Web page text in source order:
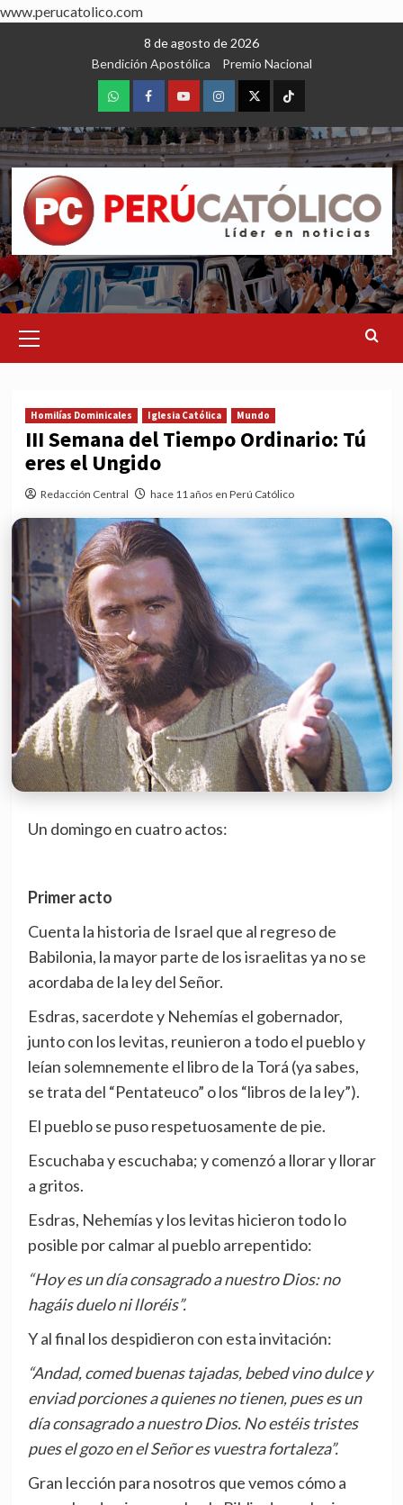
www.perucatolico.com
8 de agosto de 2026
Bendición Apostólica
Premio Nacional
WhatsAppFacebookYoutubeInstagram
X TikTok
Menu
Homilías Dominicales Iglesia Católica Mundo
III Semana del Tiempo Ordinario: Tú
eres el Ungido
Redacción Central hace 11 años en Perú Católico
Un domingo en cuatro actos:
Primer acto
Cuenta la historia de Israel que al regreso de
Babilonia, la mayor parte de los israelitas ya no se
acordaba de la ley del Señor.
Esdras, sacerdote y Nehemías el gobernador,
junto con los levitas, reunieron a todo el pueblo y
leían solemnemente el libro de la Torá (ya sabes,
se trata del “Pentateuco” o los “libros de la ley”).
El pueblo se puso respetuosamente de pie.
Escuchaba y escuchaba; y comenzó a llorar y llorar
a gritos.
Esdras, Nehemías y los levitas hicieron todo lo
posible por calmar al pueblo arrepentido:
“Hoy es un día consagrado a nuestro Dios: no
hagáis duelo ni lloréis”.
Y al final los despidieron con esta invitación:
“Andad, comed buenas tajadas, bebed vino dulce y
enviad porciones a quienes no tienen, pues es un
día consagrado a nuestro Dios. No estéis tristes
pues el gozo en el Señor es vuestra fortaleza”.
Gran lección para nosotros que vemos cómo a